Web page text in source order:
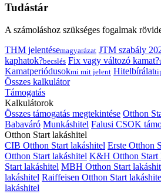
Tudástár
A számoláshoz szükséges fogalmak
THM jelentésemagyarázat JTM szabály
kaphatok?becslés Fix vagy változó kamat?
Kamatperiódusokmi mit jelent Hitelbírálat
Összes kalkulátor
Támogatás
Kalkulátorok
Összes támogatás megtekintése Otthon
Babaváró Munkáshitel Falusi CSOK
Otthon Start lakáshitel
CIB Otthon Start lakáshitel Erste Otthon
Otthon Start lakáshitel K&H Otthon Start
Start lakáshitel MBH Otthon Start
lakáshitel Raiffeisen Otthon Start
lakáshitel